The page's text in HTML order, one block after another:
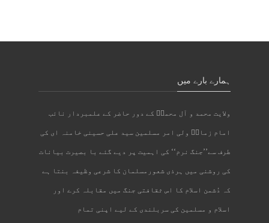
ہمارے بارے میں
ولایت محمد و آل محمدؐ کے دور حاضر کے علمبردار نائب
امام زمانؑ ولی امر مسلمین سید علی حسینی خامنہ ای کی
طرف سے’’جنگ نرم‘‘ کی اہمیت پر دیے گئے با بصیرت بیانات
کی روشنی میں ہرذی شعورمسلمان کا شرعی وظیفہ بنتا ہے
کہ دُشمن اسلام کا اس ثقافتی جنگ میں مقابلہ کرے اور
اسلام و مسلمین کی سربلندی کے لیے اپنی تمام